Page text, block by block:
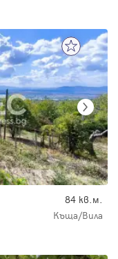
84 кв.м.
Къща/Вила